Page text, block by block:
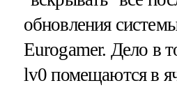
обновления
Eurogamer. Дело в
lv0 помещаются в